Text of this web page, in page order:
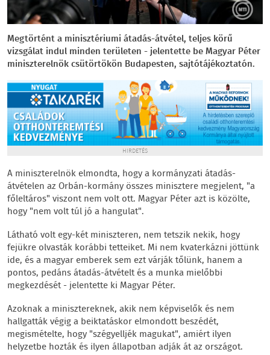
Megtörtént a minisztériumi átadás-átvétel, teljes körű
vizsgálat indul minden területen - jelentette be Magyar Péter
miniszterelnök csütörtökön Budapesten, sajtótájékoztatón.
HIRDETÉS
A miniszterelnök elmondta, hogy a kormányzati átadás-
átvételen az Orbán-kormány összes minisztere megjelent, "a
főleltáros" viszont nem volt ott. Magyar Péter azt is közölte,
hogy "nem volt túl jó a hangulat".
Látható volt egy-két miniszteren, nem tetszik nekik, hogy
fejükre olvasták korábbi tetteiket. Mi nem kvaterkázni jöttünk
ide, és a magyar emberek sem ezt várják tőlünk, hanem a
pontos, pedáns átadás-átvételt és a munka mielőbbi
megkezdését - jelentette ki Magyar Péter.
Azoknak a minisztereknek, akik nem képviselők és nem
hallgatták végig a beiktatáskor elmondott beszédét,
megismételte, hogy "szégyelljék magukat", amiért ilyen
helyzetbe hozták és ilyen állapotban adják át az országot.